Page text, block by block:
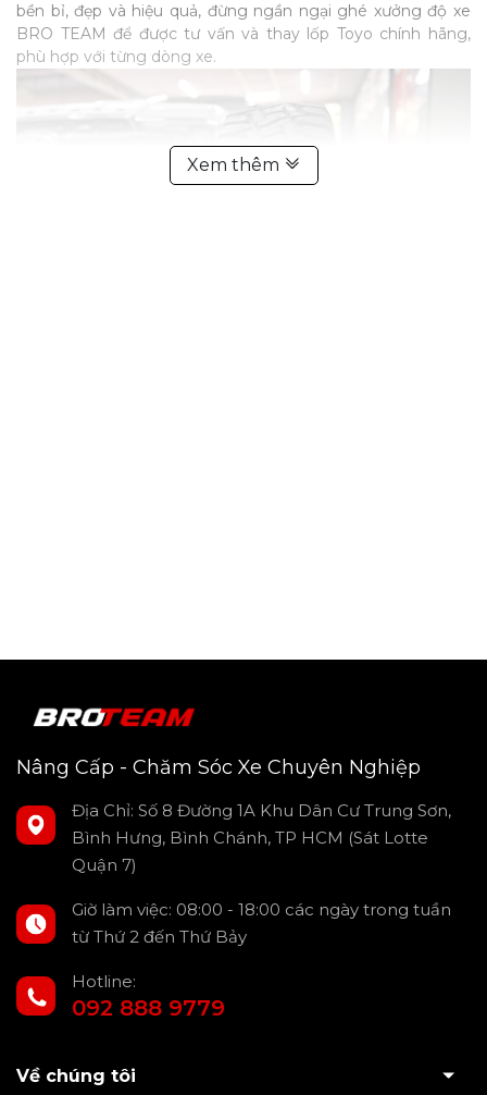
bền bỉ, đẹp và hiệu quả, đừng ngần ngại ghé xưởng độ xe
BRO TEAM để được tư vấn và thay lốp Toyo chính hãng,
phù hợp với từng dòng xe.
Lốp Toyo nổi bật với khả năng đáp ứng nhu cầu sử dụng
cho nhiều loại phương tiện khác nhau, từ xe du lịch, xe thể
thao, xe tải, đến xe SUV và xe địa hình. Các sản phẩm của
toàn tối đa cho người sử dụng nhờ công nghệ tiên tiến
trong thiết kế và vật liệu chế tạo.
Xem thêm
Nâng Cấp - Chăm Sóc Xe Chuyên Nghiệp
Địa Chỉ: Số 8 Đường 1A Khu Dân Cư Trung Sơn,
Bình Hưng, Bình Chánh, TP HCM (Sát Lotte
Quận 7)
Giờ làm việc: 08:00 - 18:00 các ngày trong tuần
từ Thứ 2 đến Thứ Bảy
Hotline:
092 888 9779
Về chúng tôi